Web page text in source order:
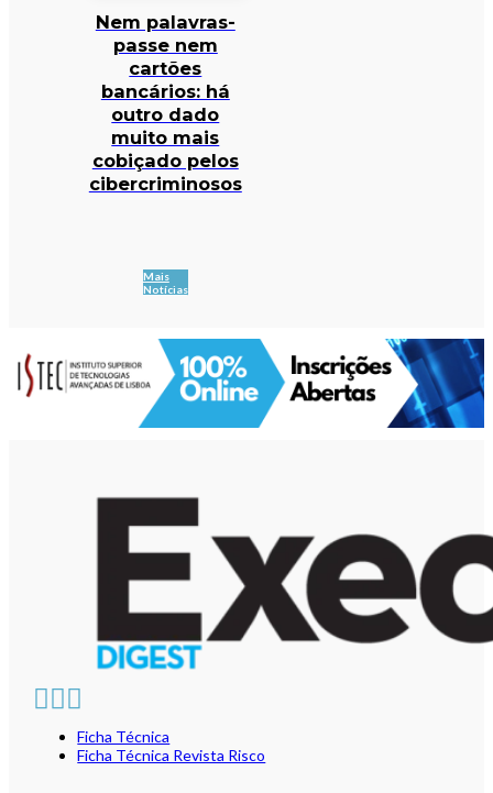
Nem palavras-
passe nem
cartões
bancários: há
outro dado
muito mais
cobiçado pelos
cibercriminosos
Mais
Notícias
Ficha Técnica
Ficha Técnica Revista Risco